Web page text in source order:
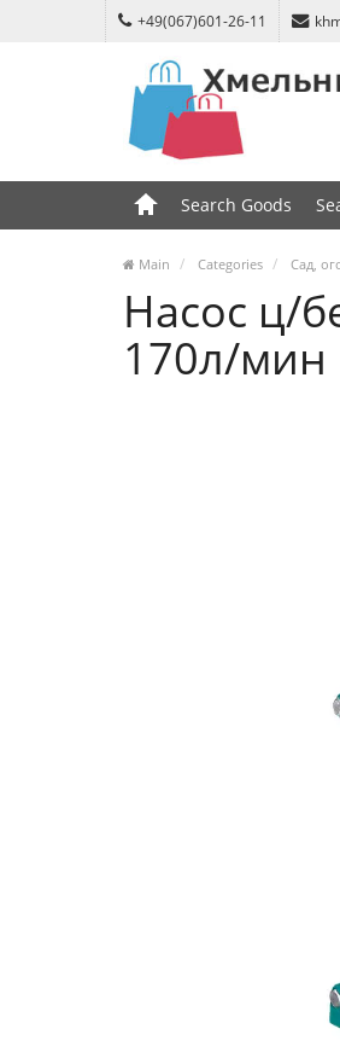
+49(067)601-26-11
Search Goods
Main Categories Сад,
Насос ц/
170л/мин